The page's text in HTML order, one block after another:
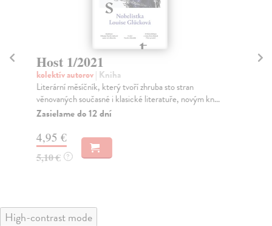
Host 1/2021
kolektív autorov| Kniha
Literární měsíčník, který tvoří zhruba sto stran
věnovaných současné i klasické literatuře, novým kn...
Zasielame do 12 dní
4,95 €
5,10 € ?
High-contrast mode